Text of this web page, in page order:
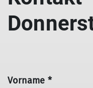
Vorname *